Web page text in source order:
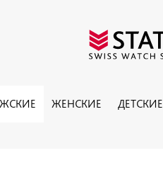
ЖЕНСКИЕ ДЕТСКИЕ